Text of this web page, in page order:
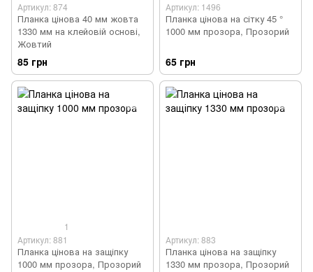
Артикул: 874
Планка цінова 40 мм жовта
1330 мм на клейовій основі,
Жовтий
85 грн
Артикул: 1496
Планка цінова на сітку 45 °
1000 мм прозора, Прозорий
65 грн
1
Артикул: 881
Планка цінова на защіпку
1000 мм прозора, Прозорий
Артикул: 883
Планка цінова на защіпку
1330 мм прозора, Прозорий